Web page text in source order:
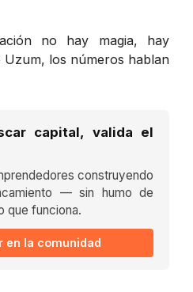
no hay magia, hay
Uzum, los números hablan
capital, valida el
construyendo
— sin humo de
que funciona.
en la comunidad